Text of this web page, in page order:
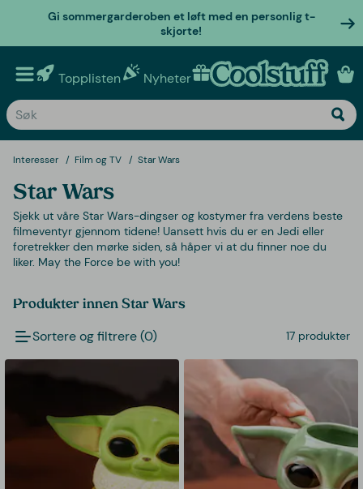
Gi sommergarderoben et løft med en personlig t-
skjorte!
Topplisten Nyheter Personlige gaver
Interesser Film og TV Star Wars
Star Wars
Sjekk ut våre Star Wars-dingser og kostymer fra verdens beste
filmeventyr gjennom tidene! Uansett hvis du er en Jedi eller
foretrekker den mørke siden, så håper vi at du finner noe du
liker. May the Force be with you!
Produkter innen Star Wars
Sortere og filtrere (0) 17 produkter